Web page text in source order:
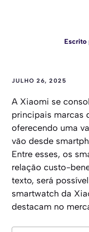
Escrito
JULHO 26, 2025
A Xiaomi se
principais marcas
oferecendo uma
vão desde
Entre esses, os
relação custo-
texto, será
smartwatch da
destacam no